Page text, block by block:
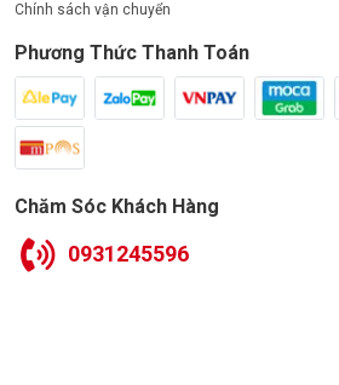
Chính sách vận chuyển
Phương Thức Thanh Toán
Chăm Sóc Khách Hàng
0931245596